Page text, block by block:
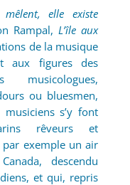
elle existe
Rampal,L’île aux
de la musique
aux figures des
musicologues,
ou bluesmen,
s’y font
rêveurs et
par exemple un air
descendu
et qui, repris